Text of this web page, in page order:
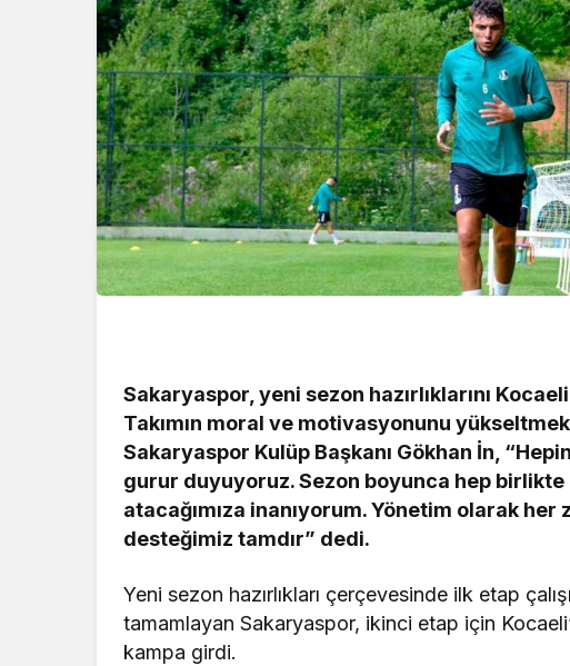
Sakaryaspor, yeni sezon hazırlıklarını
Takımın moral ve motivasyonunu
Sakaryaspor Kulüp Başkanı Gökhan İn,
gurur duyuyoruz. Sezon boyunca hep
atacağımıza inanıyorum. Yönetim olarak her
desteğimiz tamdır” dedi.
Yeni sezon hazırlıkları çerçevesinde ilk etap
tamamlayan Sakaryaspor, ikinci etap için
kampa girdi.
Çarptı, Araziye
Alev Aldı